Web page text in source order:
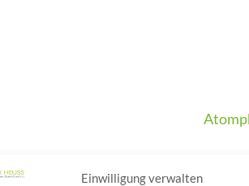
Einwilligung verwalten